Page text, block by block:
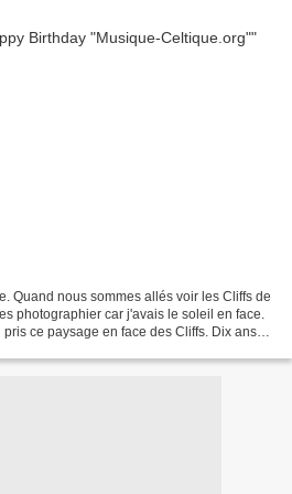
Quand nous sommes allés voir les Cliffs de
photographier car j'avais le soleil en face.
ce paysage en face des Cliffs. Dix ans